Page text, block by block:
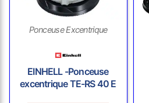
Ponceuse Excentrique
EINHELL -Ponceuse
excentrique TE-RS 40 E